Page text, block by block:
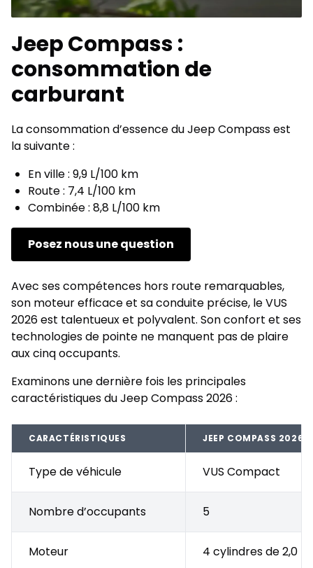
Jeep Compass :
consommation de
carburant
La consommation d’essence du Jeep Compass est
la suivante :
En ville : 9,9 L/100 km
Route : 7,4 L/100 km
Combinée : 8,8 L/100 km
Posez nous une question
Avec ses compétences hors route remarquables,
son moteur efficace et sa conduite précise, le VUS
2026 est talentueux et polyvalent. Son confort et ses
technologies de pointe ne manquent pas de plaire
aux cinq occupants.
Examinons une dernière fois les principales
caractéristiques du Jeep Compass 2026 :
CARACTÉRISTIQUES JEEP COMPASS 2026
Type de véhicule VUS Compact
Nombre d’occupants 5
Moteur 4 cylindres de 2,0 L